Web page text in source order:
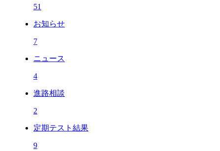
51
お知らせ
7
ニュース
4
進路相談
2
定期テスト結果
9